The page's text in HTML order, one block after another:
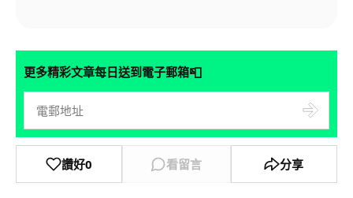
更多精彩文章每日送到電子郵箱📮
讚好0 看留言 分享